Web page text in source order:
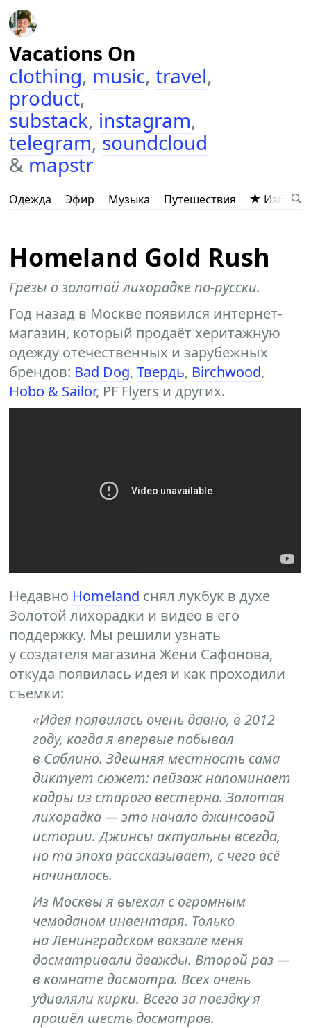
Vacations On
clothing,music,travel,
product,
substack, instagram,
telegram,soundcloud
&mapstr
Одежда Эфир Музыка Путешествия
Homeland Gold Rush
Грёзы о золотой лихорадке по-русски.
Год назад в Москве появился интернет-
магазин, который продаёт херитажную
одежду отечественных и зарубежных
брендов: Bad Dog,Твердь, Birchwood,
Hobo & Sailor, PF Flyers и других.
Недавно Homeland снял лукбук в духе
Золотой лихорадки и видео в его
поддержку. Мы решили узнать
у создателя магазина Жени Сафонова,
откуда появилась идея и как проходили
съёмки:
«Идея появилась очень давно, в 2012
году, когда я впервые побывал
в Саблино. Здешняя местность сама
диктует сюжет: пейзаж напоминает
кадры из старого вестерна. Золотая
лихорадка — это начало джинсовой
истории. Джинсы актуальны всегда,
но та эпоха рассказывает, с чего всё
начиналось.
Из Москвы я выехал с огромным
чемоданом инвентаря. Только
на Ленинградском вокзале меня
досматривали дважды. Второй раз —
в комнате досмотра. Всех очень
удивляли кирки. Всего за поездку я
прошёл шесть досмотров.